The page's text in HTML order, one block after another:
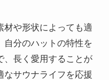
材や形状によっても適
自分のハットの特性を
、長く愛用することが
なサウナライフを応援